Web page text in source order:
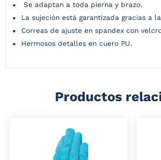
Se adaptan a toda pierna y brazo.
La sujeción está garantizada gracias a
Correas de ajuste en spandex con
Hermosos detalles en cuero PU.
Productos